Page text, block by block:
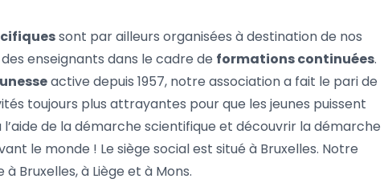
sont par ailleurs organisées à destination de nos
enseignants dans le cadre de formations continuées.
active depuis 1957, notre association a fait le pari de
toujours plus attrayantes pour que les jeunes puissent
de la démarche scientifique et découvrir la démarche
le monde ! Le siège social est situé à Bruxelles. Notre
Bruxelles, à Liège et à Mons.